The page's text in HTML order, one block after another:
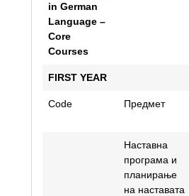
in German
Language –
Core
Courses
FIRST YEAR
Code Предмет
Наставна
програма и
планирање
на наставата